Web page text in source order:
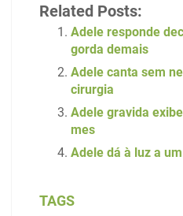
Related Posts:
Adele responde
gorda demais
Adele canta sem
cirurgia
Adele gravida
mes
Adele dá à luz a
TAGS